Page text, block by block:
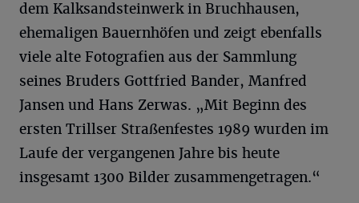
dem Kalksandsteinwerk in Bruchhausen,
ehemaligen Bauernhöfen und zeigt ebenfalls
viele alte Fotografien aus der Sammlung
seines Bruders Gottfried Bander, Manfred
Jansen und Hans Zerwas. „Mit Beginn des
ersten Trillser Straßenfestes 1989 wurden im
Laufe der vergangenen Jahre bis heute
insgesamt 1300 Bilder zusammengetragen.“